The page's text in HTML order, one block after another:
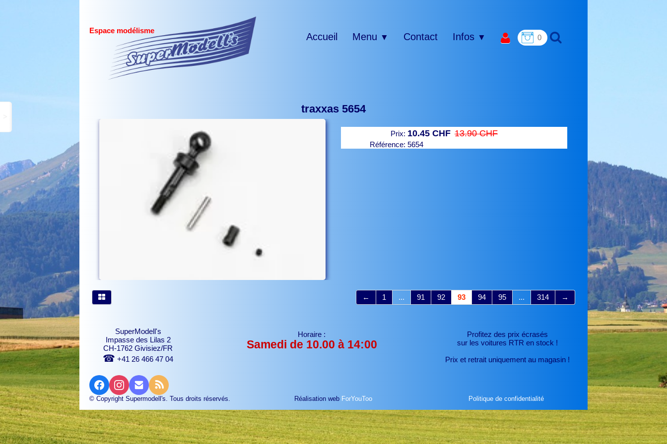
Espace modélisme
Accueil Menu ▼ Contact Infos ▼ 0
traxxas 5654
Prix: 10.45 CHF 13.90 CHF
Référence: 5654
← 1 ... 91 92 93 94 95 ... 314 →
SuperModell's
Impasse des Lilas 2
CH-1762 Givisiez/FR
☎ +41 26 466 47 04
Horaire :
Samedi de 10.00 à 14:00
Profitez des prix écrasés
sur les voitures RTR en stock !
Prix et retrait uniquement au magasin !
© Copyright Supermodell's. Tous droits réservés. Réalisation web ForYouToo Politique de confidentialité